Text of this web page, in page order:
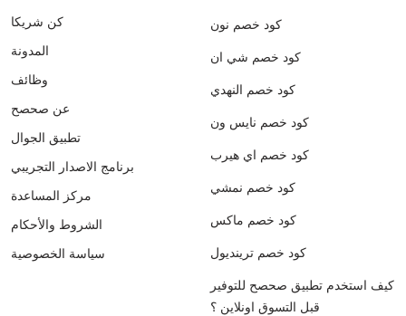
كن شريكا
المدونة
وظائف
عن صحصح
تطبيق الجوال
برنامج الاصدار التجريبي
مركز المساعدة
الشروط والأحكام
سياسة الخصوصية
كود خصم نون
كود خصم شي ان
كود خصم النهدي
كود خصم نايس ون
كود خصم اي هيرب
كود خصم نمشي
كود خصم ماكس
كود خصم ترينديول
كيف استخدم تطبيق صحصح للتوفير
قبل التسوق اونلاين ؟